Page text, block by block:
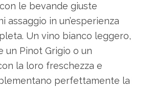
le bevande giuste
assaggio in un’esperienza
Un vino bianco leggero,
un Pinot Grigio o un
la loro freschezza e
perfettamente la